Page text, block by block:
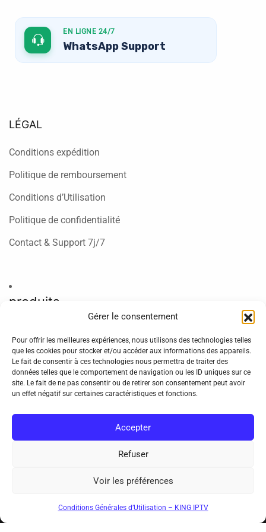
Gérer le consentement
Pour offrir les meilleures expériences, nous utilisons des technologies telles
que les cookies pour stocker et/ou accéder aux informations des appareils.
Le fait de consentir à ces technologies nous permettra de traiter des
données telles que le comportement de navigation ou les ID uniques sur ce
site. Le fait de ne pas consentir ou de retirer son consentement peut avoir
un effet négatif sur certaines caractéristiques et fonctions.
Accepter
Refuser
Voir les préférences
Conditions Générales d’Utilisation – KING IPTV
EN LIGNE 24/7
WhatsApp Support
LÉGAL
Conditions expédition
Politique de remboursement
Conditions d’Utilisation
Politique de confidentialité
Contact & Support 7j/7
produits
King365TV – 6 mois
King365TV – 12 mois
King365TV – 24 mois